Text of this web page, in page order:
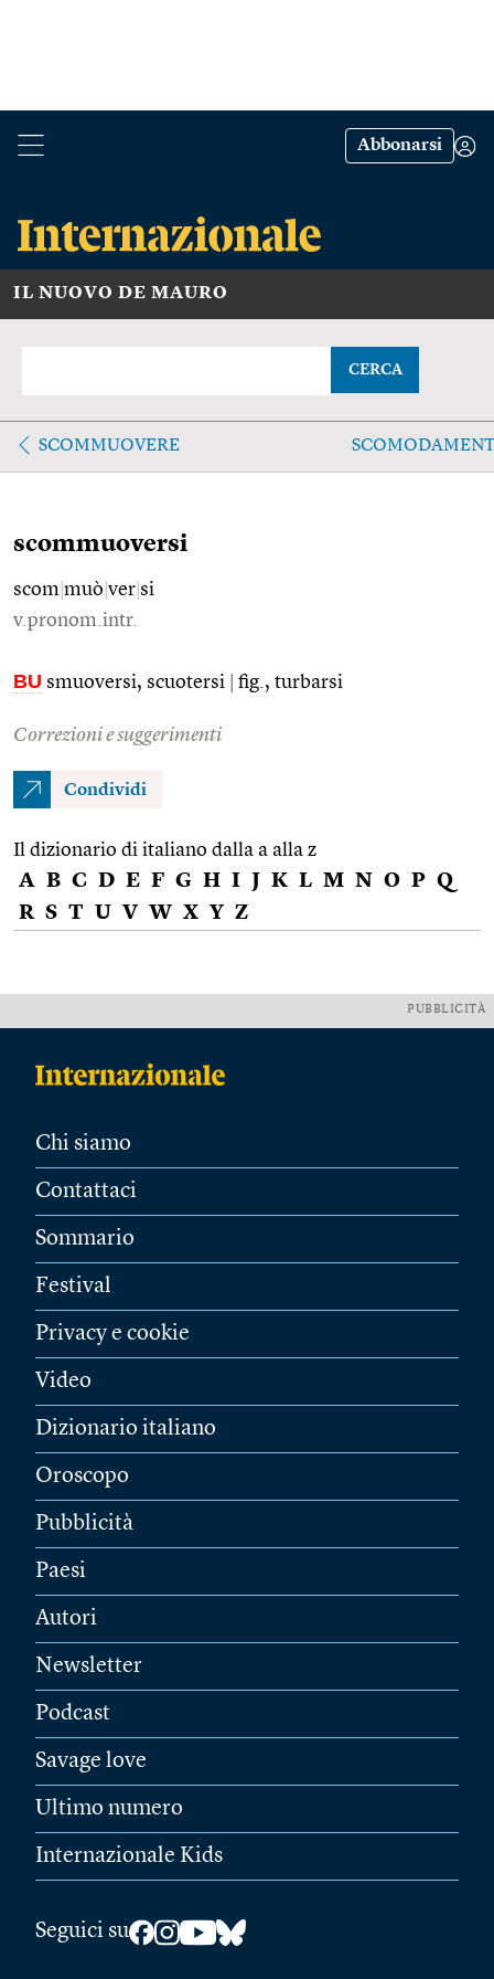
Abbonarsi
IL NUOVO DE MAURO
CERCA
SCOMMUOVERE
scommuoversi
scom muò ver si
v.pronom.intr.
BU smuoversi, scuotersi fig., turbarsi
Correzioni e suggerimenti
Condividi
Il dizionario di italiano dalla a alla z
A B C D E F G H I J K L M N O P Q
R S T U V W X Y Z
PUBBLICITÀ
Chi siamo
Contattaci
Sommario
Festival
Privacy e cookie
Video
Dizionario italiano
Oroscopo
Pubblicità
Paesi
Autori
Newsletter
Podcast
Savage love
Ultimo numero
Internazionale Kids
Seguici su